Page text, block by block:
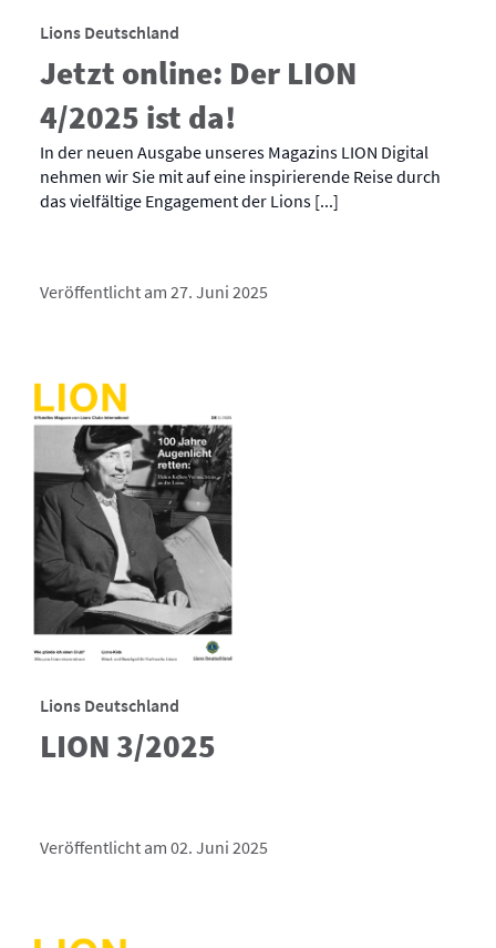
Lions Deutschland
Jetzt online: Der LION
4/2025 ist da!
In der neuen Ausgabe unseres Magazins LION Digital
nehmen wir Sie mit auf eine inspirierende Reise durch
das vielfältige Engagement der Lions [...]
Veröffentlicht am 27. Juni 2025
Lions Deutschland
LION 3/2025
Veröffentlicht am 02. Juni 2025